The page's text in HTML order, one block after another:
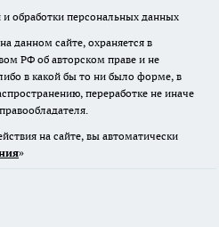
обработки персональных данных
данном сайте, охраняется в
РФ об авторском праве и не
в какой бы то ни было форме, в
переработке не иначе
на сайте, вы автоматически
»